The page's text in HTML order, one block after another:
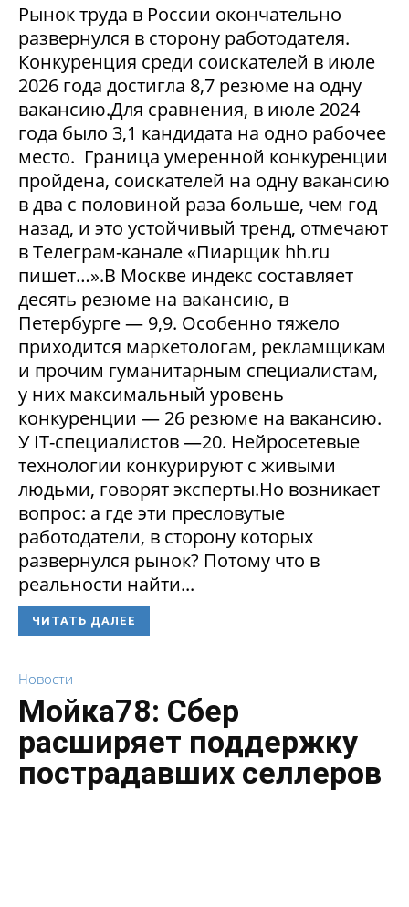
Рынок труда в России окончательно
развернулся в сторону работодателя.
Конкуренция среди соискателей в июле
2026 года достигла 8,7 резюме на одну
вакансию.Для сравнения, в июле 2024
года было 3,1 кандидата на одно рабочее
место. Граница умеренной конкуренции
пройдена, соискателей на одну вакансию
в два с половиной раза больше, чем год
назад, и это устойчивый тренд, отмечают
в Телеграм-канале «Пиарщик hh.ru
пишет…».В Москве индекс составляет
десять резюме на вакансию, в
Петербурге — 9,9. Особенно тяжело
приходится маркетологам, рекламщикам
и прочим гуманитарным специалистам,
у них максимальный уровень
конкуренции — 26 резюме на вакансию.
У IT-специалистов —20. Нейросетевые
технологии конкурируют с живыми
людьми, говорят эксперты.Но возникает
вопрос: а где эти пресловутые
работодатели, в сторону которых
развернулся рынок? Потому что в
реальности найти...
ЧИТАТЬ ДАЛЕЕ
Новости
Мойка78: Сбер
расширяет поддержку
пострадавших селлеров